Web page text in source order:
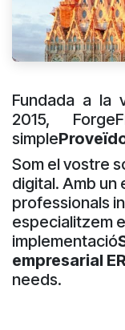
Fundada a la
2015,
simple
Som el vostre
digital. Amb un
professionals
especialitzem
implementació
empresarial
needs.